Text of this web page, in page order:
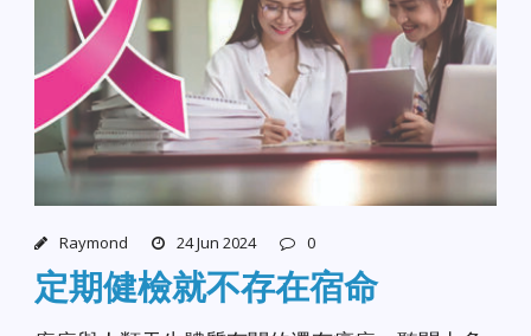
Raymond 24 Jun 2024 0
定期健檢就不存在宿命